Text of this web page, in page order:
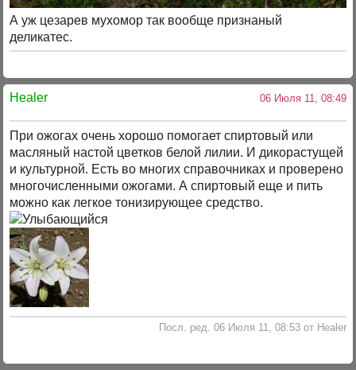
А уж цезарев мухомор так вообще признаный
деликатес.
Healer 06 Июля 11, 08:49
При ожогах очень хорошо помогает спиртовый или
масляный настой цветков белой лилии. И дикорастущей
и культурной. Есть во многих справочниках и проверено
многочисленными ожогами. А спиртовый еще и пить
можно как легкое тонизирующее средство.
Посл. ред. 06 Июля 11, 08:53 от Healer